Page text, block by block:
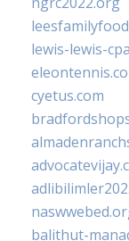
lewis-lewis-
cyetus.com
balithut-